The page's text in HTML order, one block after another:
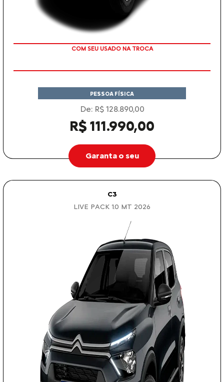
TAXA ZERO
PESSOA FÍSICA
De: R$ 128.890,00
R$ 111.990,00
Garanta o seu
C3
LIVE PACK 1.0 MT 2026